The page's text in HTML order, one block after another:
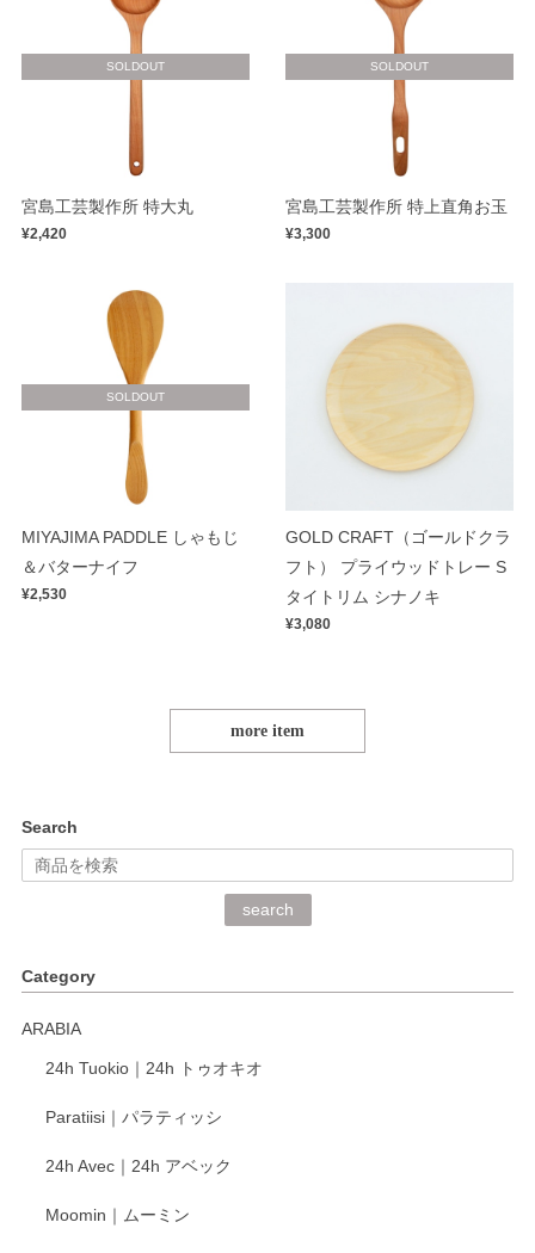
SOLDOUT
宮島工芸製作所 特大丸
¥2,420
SOLDOUT
宮島工芸製作所 特上直角お玉
¥3,300
SOLDOUT
MIYAJIMA PADDLE しゃもじ
＆バターナイフ
¥2,530
GOLD CRAFT（ゴールドクラ
フト） プライウッドトレー S
タイトリム シナノキ
¥3,080
more item
Search
search
Category
ARABIA
24h Tuokio｜24h トゥオキオ
Paratiisi｜パラティッシ
24h Avec｜24h アベック
Moomin｜ムーミン